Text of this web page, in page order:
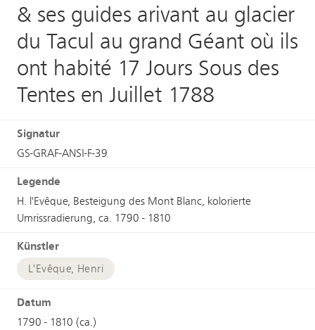
& ses guides arivant au glacier
du Tacul au grand Géant où ils
ont habité 17 Jours Sous des
Tentes en Juillet 1788
Signatur
GS-GRAF-ANSI-F-39
Legende
H. l'Evêque, Besteigung des Mont Blanc, kolorierte
Umrissradierung, ca. 1790 - 1810
Künstler
L'Evêque, Henri
Datum
1790 - 1810 (ca.)